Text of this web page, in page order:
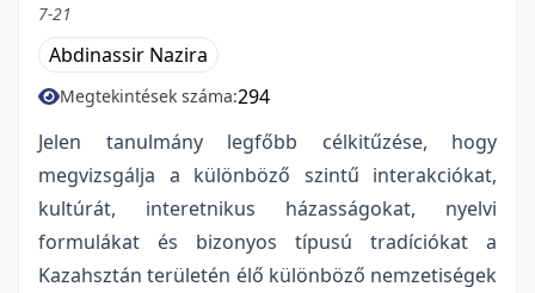
7-21
Abdinassir Nazira
Megtekintések száma:294
Jelen tanulmány legfőbb célkitűzése, hogy
megvizsgálja a különböző szintű interakciókat,
kultúrát, interetnikus házasságokat, nyelvi
formulákat és bizonyos típusú tradíciókat a
Kazahsztán területén élő különböző nemzetiségek